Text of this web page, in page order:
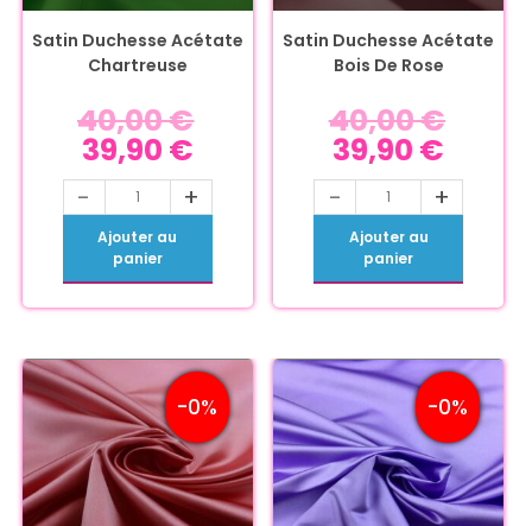
Satin Duchesse Acétate
Chartreuse
40,00€
39,90 €
- +
Ajouter au
panier
Satin Duchesse Acétate
Bois De Rose
40,00€
39,90 €
- +
Ajouter au
panier
-0% -0%